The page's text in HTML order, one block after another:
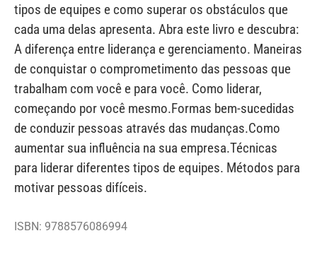
tipos de equipes e como superar os obstáculos que
cada uma delas apresenta. Abra este livro e descubra:
A diferença entre liderança e gerenciamento. Maneiras
de conquistar o comprometimento das pessoas que
trabalham com você e para você. Como liderar,
começando por você mesmo.Formas bem-sucedidas
de conduzir pessoas através das mudanças.Como
aumentar sua influência na sua empresa.Técnicas
para liderar diferentes tipos de equipes. Métodos para
motivar pessoas difíceis.
ISBN: 9788576086994